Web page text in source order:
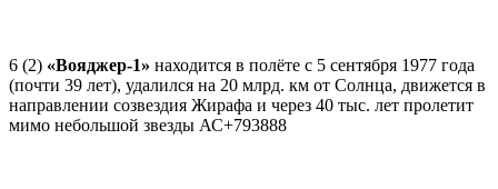
6 (2) «Вояджер-1» находится в полёте с 5 сентября 1977 года
(почти 39 лет), удалился на 20 млрд. км от Солнца, движется в
направлении созвездия Жирафа и через 40 тыс. лет пролетит
мимо небольшой звезды АС+793888